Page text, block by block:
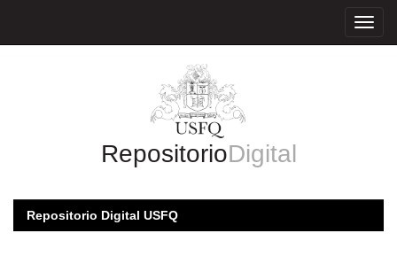
RepositorioDigital
Repositorio Digital USFQ